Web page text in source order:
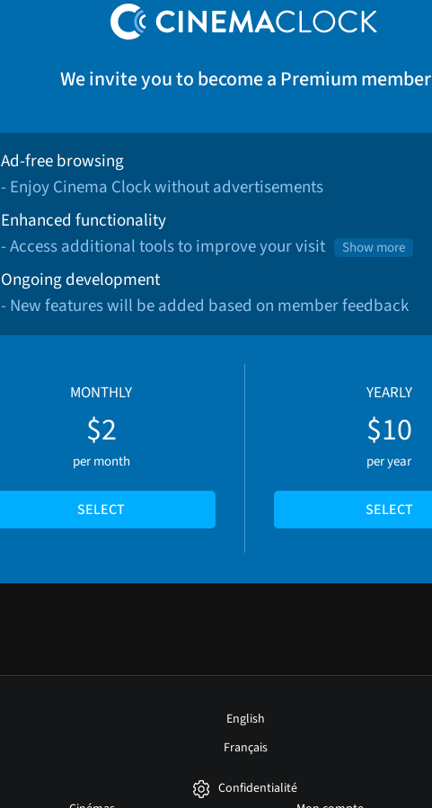
We invite you to become a Premium member
Ad-free browsing
- Enjoy Cinema Clock without advertisements
Enhanced functionality
- Access additional tools to improve your visit
Show more
Ongoing development
- New features will be added based on member feedback
MONTHLY
$2
per month
SELECT
YEARLY
$10
per year
SELECT
English
Français
Confidentialité